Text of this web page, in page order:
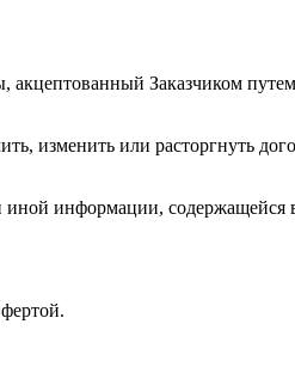
Заказчиком
изменить или расторгнуть
информации, содержащейся